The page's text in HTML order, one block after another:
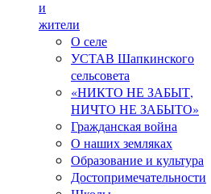
и
жители
О селе
УСТАВ Шапкинского
сельсовета
«НИКТО НЕ ЗАБЫТ,
НИЧТО НЕ ЗАБЫТО»
Гражданская война
О наших земляках
Образование и культура
Достопримечательности